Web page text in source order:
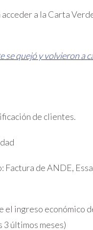
a la Carta
se quejó y volvieron a
de clientes.
de ANDE,
el ingreso económico
3 últimos meses)